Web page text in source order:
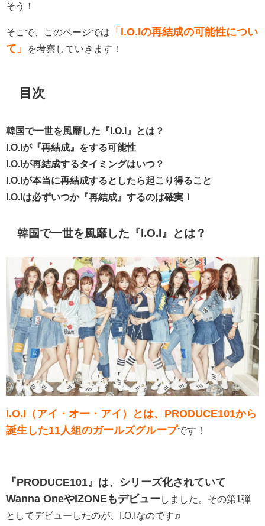
そう！
そこで、このページでは
「I.O.Iの再結成の可能性につい
て」
を考察していきます！
目次
韓国で一世を風靡した『I.O.I』とは？
I.O.Iが『再結成』をする可能性
I.O.Iが再結成するタイミングはいつ？
I.O.Iが本当に再結成するとしたら起こり得ること
I.O.Iは必ずいつか『再結成』するのは確実！
韓国で一世を風靡した『I.O.I』とは？
I.O.I（アイ・オー・アイ）とは、PRODUCE101から
誕生した11人組のガールズグループです！
『PRODUCE101』は、シリーズ化されていて
Wanna OneやIZONEもデビューしました。その第1弾
としてデビューしたのが、I.O.Iなのです♫